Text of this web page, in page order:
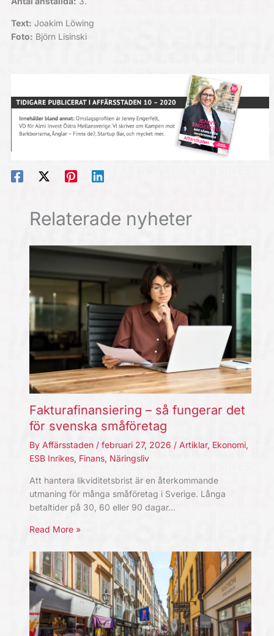
Text: Joakim Löwing
Foto: Björn Lisinski
Relaterade nyheter
Fakturafinansiering – så fungerar det
för svenska småföretag
By Affärsstaden / februari 27, 2026 / Artiklar, Ekonomi,
ESB Inrikes, Finans, Näringsliv
Att hantera likviditetsbrist är en återkommande
utmaning för många småföretag i Sverige. Långa
betaltider på 30, 60 eller 90 dagar…
Read More »